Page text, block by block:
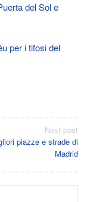
del Sol e
per i tifosi del
Next post
piazze e strade di
Madrid